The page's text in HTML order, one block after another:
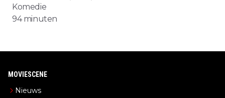
Komedie
94minuten
MOVIESCENE
Nieuws